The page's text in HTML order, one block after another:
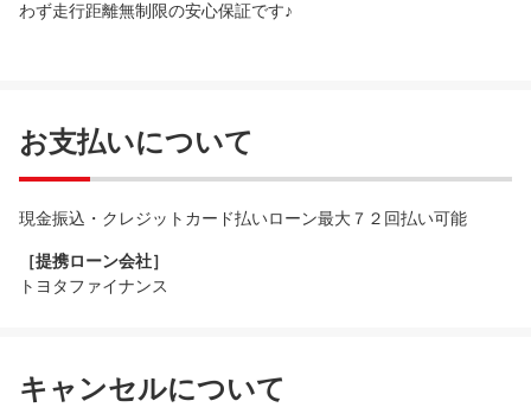
わず走行距離無制限の安心保証です♪
お支払いについて
現金振込・クレジットカード払いローン最大７２回払い可能
［提携ローン会社］
トヨタファイナンス
キャンセルについて